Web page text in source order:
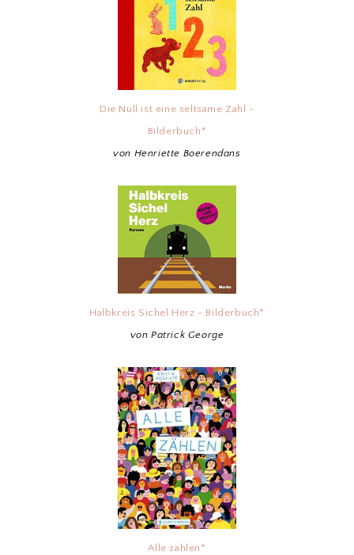
Die Null ist eine seltsame Zahl -
Bilderbuch*
von Henriette Boerendans
Halbkreis Sichel Herz - Bilderbuch*
von Patrick George
Alle zählen*